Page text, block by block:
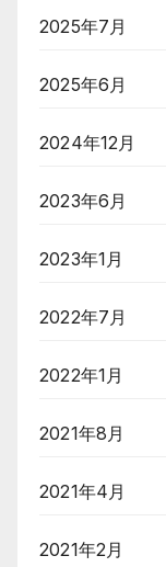
2025年7月
2025年6月
2024年12月
2023年6月
2023年1月
2022年7月
2022年1月
2021年8月
2021年4月
2021年2月